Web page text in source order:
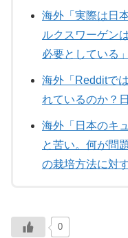
海外「実際は日
ルクスワーゲン
必要としている」
海外「Redditで
れているのか？
海外「日本のキ
と苦い。何が問
の栽培方法に対
0